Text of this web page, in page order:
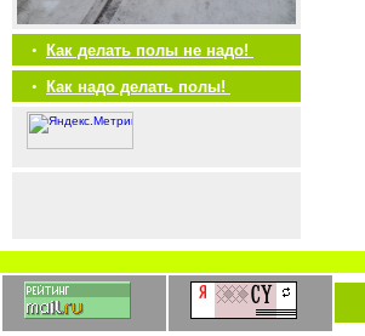
•
Как делать полы не надо!
•
Как надо делать полы!